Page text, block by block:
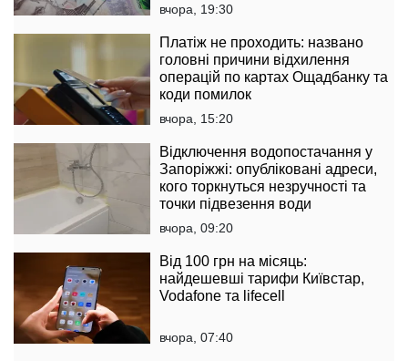
вчора, 19:30
Платіж не проходить: названо
головні причини відхилення
операцій по картах Ощадбанку та
коди помилок
вчора, 15:20
Відключення водопостачання у
Запоріжжі: опубліковані адреси,
кого торкнуться незручності та
точки підвезення води
вчора, 09:20
Від 100 грн на місяць:
найдешевші тарифи Київстар,
Vodafone та lifecell
вчора, 07:40